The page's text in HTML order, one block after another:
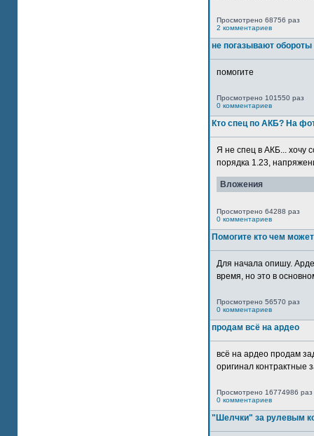
Просмотрено 68756 раз
2 комментариев
не погазывают обороты
помогите
Просмотрено 101550 раз
0 комментариев
Кто спец по АКБ? На
Я не спец в АКБ... хочу
порядка 1.23,
Вложения
Просмотрено 64288 раз
0 комментариев
Помогите кто чем может
Для начала опишу.
время, но это в
Просмотрено 56570 раз
0 комментариев
продам всё на ардео
всё на ардео продам
оригинал контрактные
Просмотрено 16774986 раз
0 комментариев
"Шелчки" за рулевым